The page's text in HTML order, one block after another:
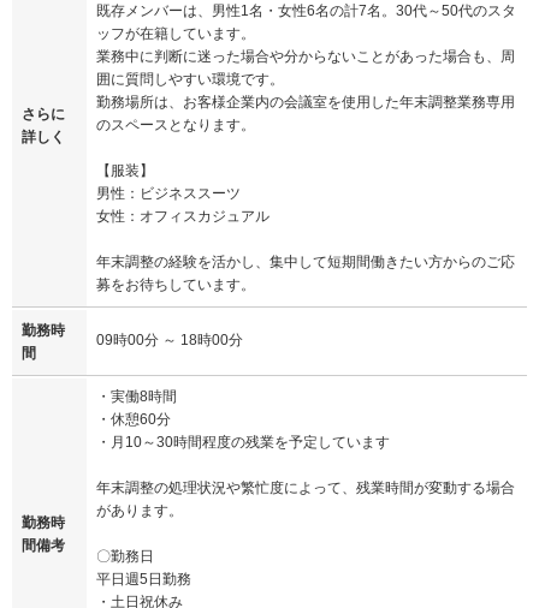
さらに
詳しく
既存メンバーは、男性1名・女性6名の計7名。30代～50代のスタ
ッフが在籍しています。
業務中に判断に迷った場合や分からないことがあった場合も、周
囲に質問しやすい環境です。
勤務場所は、お客様企業内の会議室を使用した年末調整業務専用
のスペースとなります。
【服装】
男性：ビジネススーツ
女性：オフィスカジュアル
年末調整の経験を活かし、集中して短期間働きたい方からのご応
募をお待ちしています。
勤務時
間
09時00分 ～ 18時00分
勤務時
間備考
・実働8時間
・休憩60分
・月10～30時間程度の残業を予定しています
年末調整の処理状況や繁忙度によって、残業時間が変動する場合
があります。
〇勤務日
平日週5日勤務
・土日祝休み